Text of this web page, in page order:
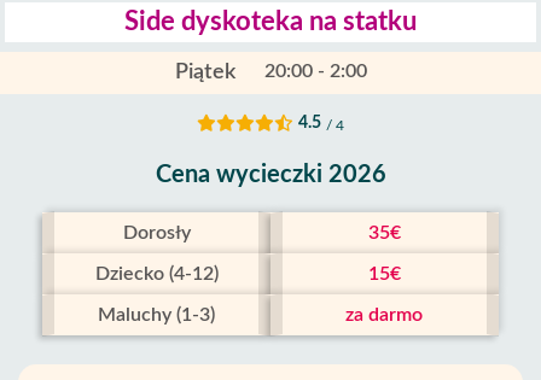
Side dyskoteka na statku
Piątek 20:00 - 2:00
4.5 / 4
Cena wycieczki 2026
Dorosły 35€
Dziecko (4-12) 15€
Maluchy (1-3) za darmo